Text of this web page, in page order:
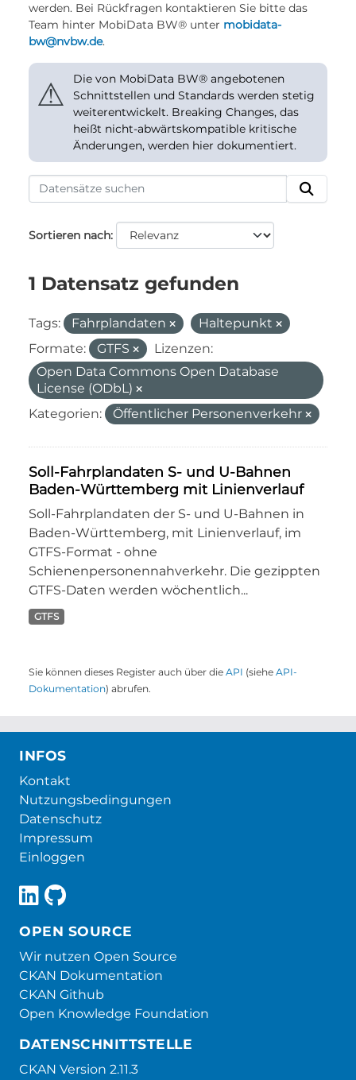
werden. Bei Rückfragen kontaktieren Sie bitte das
Team hinter MobiData BW® unter mobidata-
bw@nvbw.de.
⚠
Die von MobiData BW® angebotenen
Schnittstellen und Standards werden stetig
weiterentwickelt. Breaking Changes, das
heißt nicht-abwärtskompatible kritische
Änderungen, werden hier dokumentiert.
Sortieren nach
1 Datensatz gefunden
Tags: Fahrplandaten
Haltepunkt
Formate:
GTFS
Lizenzen:
Open Data Commons Open Database
License (ODbL)
Kategorien:
Öffentlicher Personenverkehr
Soll-Fahrplandaten S- und U-Bahnen
Baden-Württemberg mit Linienverlauf
Soll-Fahrplandaten der S- und U-Bahnen in
Baden-Württemberg, mit Linienverlauf, im
GTFS-Format - ohne
Schienenpersonennahverkehr. Die gezippten
GTFS-Daten werden wöchentlich...
GTFS
Sie können dieses Register auch über die API (siehe API-
Dokumentation) abrufen.
INFOS
Kontakt
Nutzungsbedingungen
Datenschutz
Impressum
Einloggen
OPEN SOURCE
Wir nutzen Open Source
CKAN Dokumentation
CKAN Github
Open Knowledge Foundation
DATENSCHNITTSTELLE
CKAN Version 2.11.3